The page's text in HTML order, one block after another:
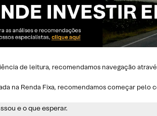
de leitura, recomendamos navegação
na Renda Fixa, recomendamos começar pelo
e o que esperar.